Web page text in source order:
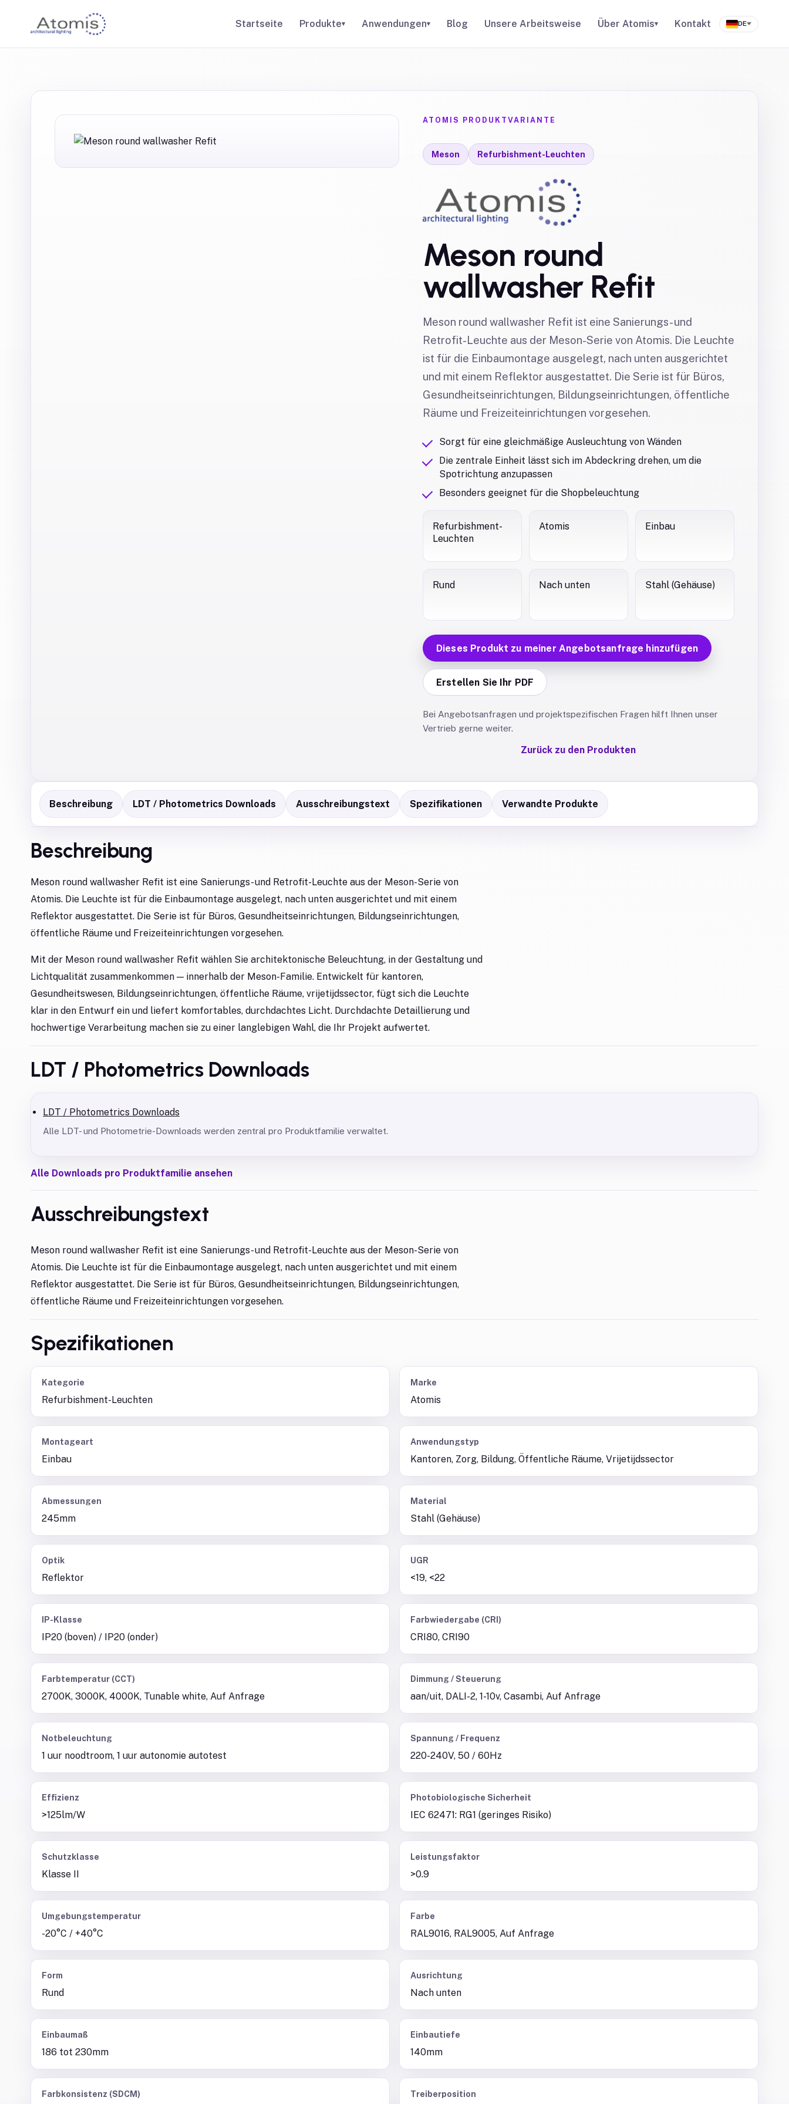
Startseite Produkte▾ Anwendungen▾ Blog Unsere Arbeitsweise Über Atomis▾ Kontakt DE
ATOMIS PRODUKTVARIANTE
Meson Refurbishment-Leuchten
Meson round
wallwasher Refit
Meson round wallwasher Refit ist eine Sanierungs- und
Retrofit-Leuchte aus der Meson-Serie von Atomis. Die Leuchte
ist für die Einbaumontage ausgelegt, nach unten ausgerichtet
und mit einem Reflektor ausgestattet. Die Serie ist für Büros,
Gesundheitseinrichtungen, Bildungseinrichtungen, öffentliche
Räume und Freizeiteinrichtungen vorgesehen.
Sorgt für eine gleichmäßige Ausleuchtung von Wänden
Die zentrale Einheit lässt sich im Abdeckring drehen, um die
Spotrichtung anzupassen
Besonders geeignet für die Shopbeleuchtung
Refurbishment-
Leuchten
Atomis Einbau
Rund Nach unten Stahl (Gehäuse)
Dieses Produkt zu meiner Angebotsanfrage hinzufügen
Erstellen Sie Ihr PDF
Bei Angebotsanfragen und projektspezifischen Fragen hilft Ihnen unser
Vertrieb gerne weiter.
Zurück zu den Produkten
Beschreibung LDT / Photometrics Downloads Ausschreibungstext Spezifikationen Verwandte Produkte
Beschreibung
Meson round wallwasher Refit ist eine Sanierungs- und Retrofit-Leuchte aus der Meson-Serie von
Atomis. Die Leuchte ist für die Einbaumontage ausgelegt, nach unten ausgerichtet und mit einem
Reflektor ausgestattet. Die Serie ist für Büros, Gesundheitseinrichtungen, Bildungseinrichtungen,
öffentliche Räume und Freizeiteinrichtungen vorgesehen.
Mit der Meson round wallwasher Refit wählen Sie architektonische Beleuchtung, in der Gestaltung und
Lichtqualität zusammenkommen — innerhalb der Meson-Familie. Entwickelt für kantoren,
Gesundheitswesen, Bildungseinrichtungen, öffentliche Räume, vrijetijdssector, fügt sich die Leuchte
klar in den Entwurf ein und liefert komfortables, durchdachtes Licht. Durchdachte Detaillierung und
hochwertige Verarbeitung machen sie zu einer langlebigen Wahl, die Ihr Projekt aufwertet.
LDT / Photometrics Downloads
LDT / Photometrics Downloads
Alle LDT- und Photometrie-Downloads werden zentral pro Produktfamilie verwaltet.
Alle Downloads pro Produktfamilie ansehen
Ausschreibungstext
Meson round wallwasher Refit ist eine Sanierungs- und Retrofit-Leuchte aus der Meson-Serie von
Atomis. Die Leuchte ist für die Einbaumontage ausgelegt, nach unten ausgerichtet und mit einem
Reflektor ausgestattet. Die Serie ist für Büros, Gesundheitseinrichtungen, Bildungseinrichtungen,
öffentliche Räume und Freizeiteinrichtungen vorgesehen.
Spezifikationen
Kategorie
Refurbishment-Leuchten
Marke
Atomis
Montageart
Einbau
Anwendungstyp
Kantoren, Zorg, Bildung, Öffentliche Räume, Vrijetijdssector
Abmessungen
245mm
Material
Stahl (Gehäuse)
Optik
Reflektor
UGR
<19, <22
IP-Klasse
IP20 (boven) / IP20 (onder)
Farbwiedergabe (CRI)
CRI80, CRI90
Farbtemperatur (CCT)
2700K, 3000K, 4000K, Tunable white, Auf Anfrage
Dimmung / Steuerung
aan/uit, DALI-2, 1-10v, Casambi, Auf Anfrage
Notbeleuchtung
1 uur noodtroom, 1 uur autonomie autotest
Spannung / Frequenz
220-240V, 50 / 60Hz
Effizienz
>125lm/W
Photobiologische Sicherheit
IEC 62471: RG1 (geringes Risiko)
Schutzklasse
Klasse II
Leistungsfaktor
>0.9
Umgebungstemperatur
-20°C / +40°C
Farbe
RAL9016, RAL9005, Auf Anfrage
Form
Rund
Ausrichtung
Nach unten
Einbaumaß
186 tot 230mm
Einbautiefe
140mm
Farbkonsistenz (SDCM) Treiberposition